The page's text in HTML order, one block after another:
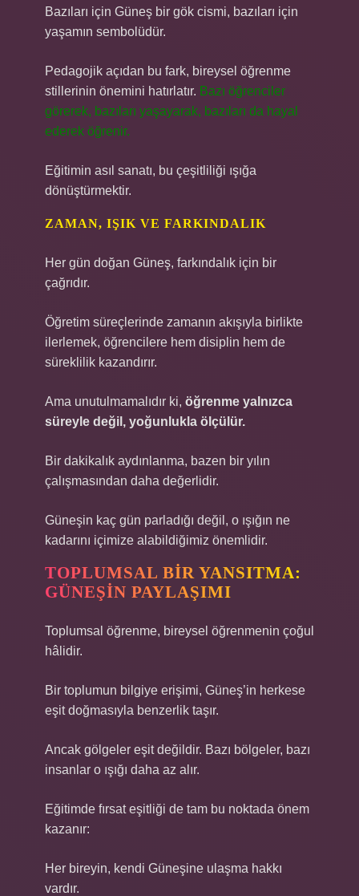
Bazıları için Güneş bir gök cismi, bazıları için
yaşamın sembolüdür.
Pedagojik açıdan bu fark, bireysel öğrenme
stillerinin önemini hatırlatır. Bazı öğrenciler
görerek, bazıları yaşayarak, bazıları da hayal
ederek öğrenir.
Eğitimin asıl sanatı, bu çeşitliliği ışığa
dönüştürmektir.
ZAMAN, IŞIK VE FARKINDALIK
Her gün doğan Güneş, farkındalık için bir
çağrıdır.
Öğretim süreçlerinde zamanın akışıyla birlikte
ilerlemek, öğrencilere hem disiplin hem de
süreklilik kazandırır.
Ama unutulmamalıdır ki, öğrenme yalnızca
süreyle değil, yoğunlukla ölçülür.
Bir dakikalık aydınlanma, bazen bir yılın
çalışmasından daha değerlidir.
Güneşin kaç gün parladığı değil, o ışığın ne
kadarını içimize alabildiğimiz önemlidir.
TOPLUMSAL BIR YANSITMA:
GÜNEŞIN PAYLAŞIMI
Toplumsal öğrenme, bireysel öğrenmenin çoğul
hâlidir.
Bir toplumun bilgiye erişimi, Güneş’in herkese
eşit doğmasıyla benzerlik taşır.
Ancak gölgeler eşit değildir. Bazı bölgeler, bazı
insanlar o ışığı daha az alır.
Eğitimde fırsat eşitliği de tam bu noktada önem
kazanır:
Her bireyin, kendi Güneşine ulaşma hakkı
vardır.